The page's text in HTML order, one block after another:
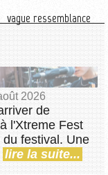
vague ressemblance
2026
de
l'Xtreme Fest
festival. Une
lire la suite...